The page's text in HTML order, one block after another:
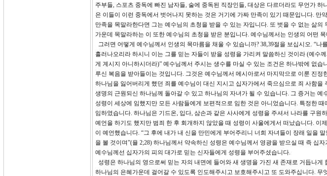
주부들, 스포츠 중독에 빠진 남자들, 술에 중독된 직장인들, 대상은 다르더라도 무언가
은 이들이 이런 중독에서 벗어나지 못하는 것은 거기에 가짜 만족이 있기 때문입니다. 만
만족을 목말라한다면 그는 예수님의 초청을 받을 수 있는 자입니다. 또 벗을 수 없는 삶
가운데 목말라하는 이 또한 예수님의 초청을 받은 분입니다. 예수님께서는 인생의 어떤
그러면 어떻게 예수님께서 인생의 목마름을 채울 수 있습니까? 38,39절을 보십시오. “나
흘러나오리라 하시니 이는 그를 믿는 자들이 받을 성령을 가리켜 말씀하신 것이라 (예수
게 계시지 아니하시더라)” 예수님께서 주시는 생수를 마실 수 있는 조건은 하나밖에 없습
루신 복음을 받아들이는 것입니다. 그것은 예수님께서 메시아로서 마지막으로 이룬 진정
하나님을 잃어버리게 했던 죄를 예수님이 대신 지시고 십자가에서 죽으심으로 죄 사함을
생명의 근원되신 하나님께 돌아갈 수 있고 하나님의 자녀가 될 수 있습니다. 그 증거는
성령이 세상에 임했지만 모든 사람들에게 보편적으로 임한 것은 아니었습니다. 특정한
임하였습니다. 하나님은 기드온, 입다, 삼손과 같은 사사에게 성령을 주셔서 나라를 구원
예언을 하기도 했지만 범죄 한 후 회개하지 않았을 때 성령이 사울에게서 떠났습니다. 이
이 예언했습니다. “그 후에 내가 내 신을 만민에게 부어주리니 너희 자녀들이 장래 일을
을 볼 것이며”(욜 2;28) 하나님께서 약속하신 성령은 예수님께서 영광을 받으실 때 즉 십
예수님께선 십자가의 피의 대가로 믿는 신자들에게 성령을 부어주셨습니다.
성령은 하나님의 영으로써 믿는 자의 내면에 들어와 새 생명을 가진 새 존재로 거듭나
하나님의 은혜가운데 걸어갈 수 있도록 인도해주시고 보호해주시고 또 도와주십니다.